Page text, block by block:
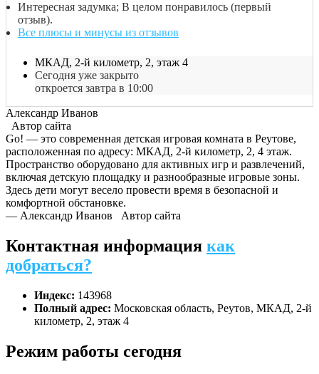
Интересная задумка; В целом понравилось (первый
отзыв).
Все плюсы и минусы из отзывов
МКАД, 2-й километр, 2, этаж 4
Сегодня уже закрыто
откроется завтра в 10:00
Александр Иванов
Автор сайта
Go! — это современная детская игровая комната в Реутове,
расположенная по адресу: МКАД, 2-й километр, 2, 4 этаж.
Пространство оборудовано для активных игр и развлечений,
включая детскую площадку и разнообразные игровые зоны.
Здесь дети могут весело провести время в безопасной и
комфортной обстановке.
— Александр Иванов Автор сайта
Контактная информация как
добраться?
Индекс: 143968
Полный адрес: Московская область, Реутов, МКАД, 2-й
километр, 2, этаж 4
Режим работы сегодня